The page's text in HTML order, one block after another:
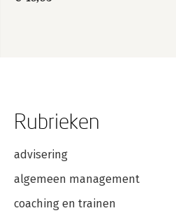
Rubrieken
advisering
algemeen management
coaching en trainen